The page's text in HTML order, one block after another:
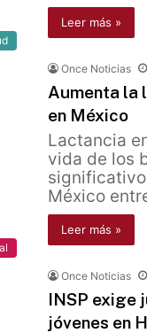
Leer más »
Once Noticias
Aumenta la
en México
Lactancia
vida de los
significativo
México
Leer más »
Once Noticias
INSP exige
jóvenes en